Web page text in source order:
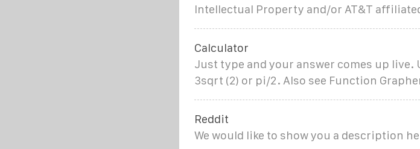
Intellectual Property and/or AT&T
Calculator
Just type and your answer comes up
3sqrt (2) or pi/2. Also see Function
Reddit
We would like to show you a description